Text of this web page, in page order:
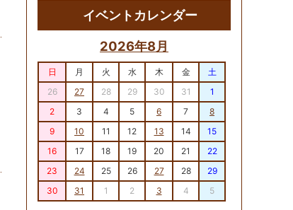
イベントカレンダー
2026年8月
日 月 火 水 木 金
土
26
27 28 29 30 31
1
2
3 4 5 6 7
8
9
10 11 12 13 14
15
16
17 18 19 20 21
22
23
24 25 26 27 28
29
30
31 1 2 3 4 5